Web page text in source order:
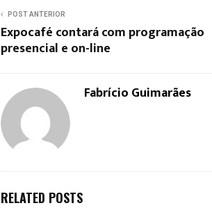
POST ANTERIOR
Expocafé contará com programação
presencial e on-line
Fabrício Guimarães
RELATED POSTS